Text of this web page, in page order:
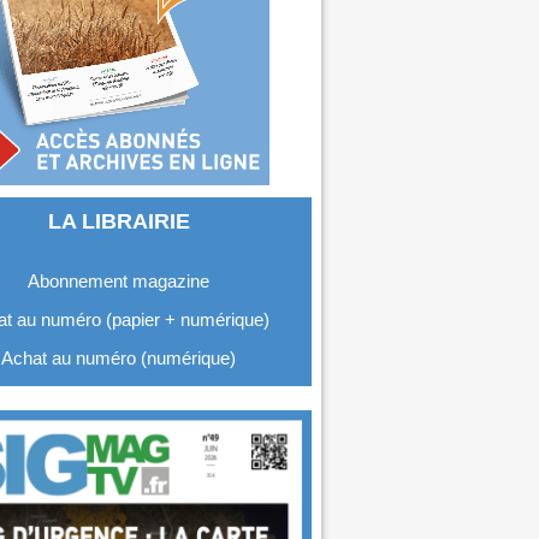
LA LIBRAIRIE
Abonnement magazine
au numéro (papier + numérique)
Achat au numéro (numérique)